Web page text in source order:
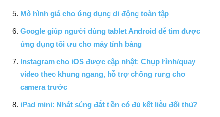
Mô hình giá cho ứng dụng di động toàn tập
Google giúp người dùng tablet Android dễ tìm được
ứng dụng tối ưu cho máy tính bảng
Instagram cho iOS được cập nhật: Chụp hình/quay
video theo khung ngang, hỗ trợ chống rung cho
camera trước
iPad mini: Nhát súng đắt tiền có đủ kết liễu đối thủ?